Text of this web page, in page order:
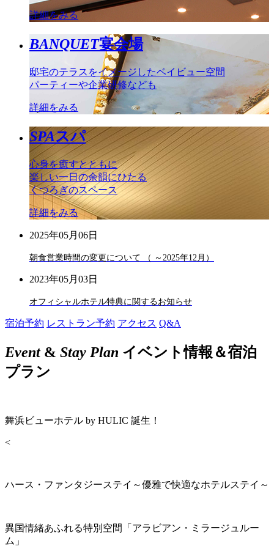
詳細をみる
BANQUET宴会場
邸宅のテラスをイメージしたベイビュー空間
パーティーや企業研修なども
詳細をみる
SPAスパ
心身を癒すとともに
楽しい一日の余韻にひたる
くつろぎのスペース
詳細をみる
2025年05月06日
朝食営業時間の変更について （ ～2025年12月）
2023年05月03日
オフィシャルホテル特典に関するお知らせ
宿泊予約 レストラン予約 アクセス Q&A
Event& Stay Plan イベント情報＆宿泊
プラン
舞浜ビューホテル by HULIC 誕生！
<
ハース・ファンタジーステイ～優雅で快適なホテルステイ～
異国情緒あふれる特別空間「アラビアン・ミラージュルー
ム」